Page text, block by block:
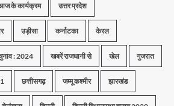
के कार्यक्रम उत्तर प्रदेश
उड़ीसा कर्नाटका केरल
: 2024 खबरें राजधानी से खेल गुजरात
छत्तीसगढ़ जम्मू कश्मीर झारखंड